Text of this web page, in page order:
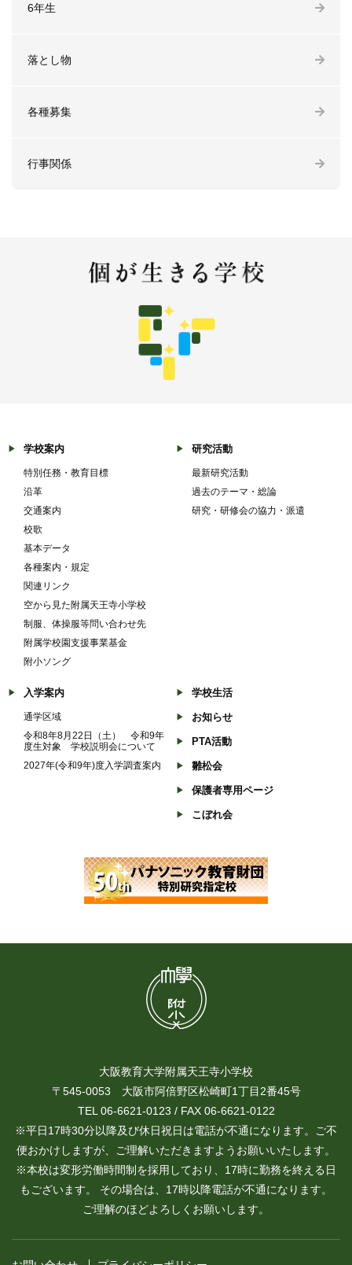
6年生
落とし物
各種募集
行事関係
学校案内
特別任務・教育目標
沿革
交通案内
校歌
基本データ
各種案内・規定
関連リンク
空から見た附属天王寺小学校
制服、体操服等問い合わせ先
附属学校園支援事業基金
附小ソング
研究活動
最新研究活動
過去のテーマ・総論
研究・研修会の協力・派遣
入学案内
通学区域
令和8年8月22日（土） 令和9年
度生対象 学校説明会について
2027年(令和9年)度入学調査案内
学校生活
お知らせ
PTA活動
雛松会
保護者専用ページ
こぼれ会
大阪教育大学附属天王寺小学校
〒545-0053 大阪市阿倍野区松崎町1丁目2番45号
TEL 06-6621-0123 / FAX 06-6621-0122
※平日17時30分以降及び休日祝日は電話が不通になります。ご不
便おかけしますが、ご理解いただきますようお願いいたします。
※本校は変形労働時間制を採用しており、17時に勤務を終える日
もございます。 その場合は、17時以降電話が不通になります。
ご理解のほどよろしくお願いします。